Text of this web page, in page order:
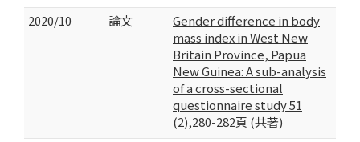
2020/10
論文
Gender difference in body
mass index in West New
Britain Province, Papua
New Guinea: A sub-analysis
of a cross-sectional
questionnaire study 51
(2),280-282頁 (共著)